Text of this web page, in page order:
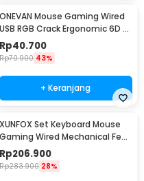
ONEVAN Mouse Gaming Wired
USB RGB Crack Ergonomic 6D 6
Key 4800DPI - M20
Rp40.700
Rp70.900 43%
+ Keranjang
XUNFOX Set Keyboard Mouse
Gaming Wired Mechanical Feel
RGB - K820
Rp206.900
Rp283.900 28%